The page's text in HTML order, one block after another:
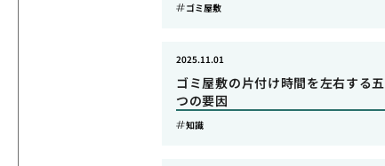
ゴミ屋敷
ゴミ屋敷の片付け時間を左右する五
つの要因
2025.11.01
知識